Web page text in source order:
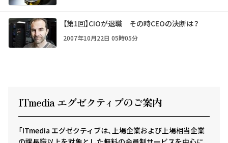
【第1回】CIOが退職 その時CEOの決断は？
2007年10月22日 05時05分
ITmedia エグゼクティ ブのご案内
「ITmedia エグゼクティブは、上場企業および上場相当企業